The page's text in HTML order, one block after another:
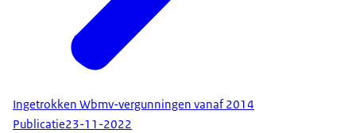
Ingetrokken Wbmv-vergunningen vanaf 2014
Publicatie23-11-2022